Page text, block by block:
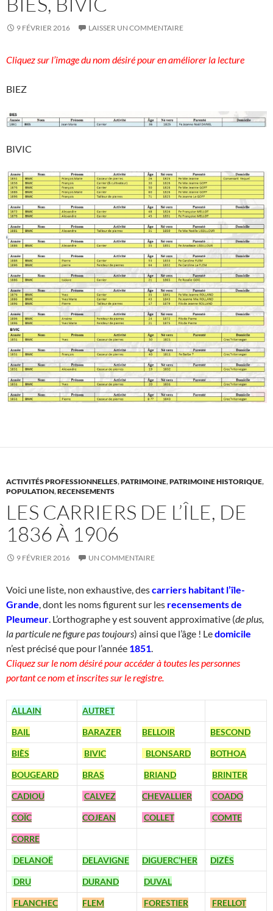
9 FÉVRIER 2016 LAISSER UN COMMENTAIRE
Cliquez sur l’image du nom désiré pour en améliorer la lecture
BIEZ
BIVIC
ACTIVITÉS PROFESSIONNELLES,PATRIMOINE,PATRIMOINE HISTORIQUE,
POPULATION,RECENSEMENTS
LES CARRIERS DE L’ÎLE, DE
1836 À 1906
9 FÉVRIER 2016 UN COMMENTAIRE
Voici une liste, non exhaustive, descarriers habitant l’île-
Grande, dont les noms figurent sur les recensements de
Pleumeur. L’orthographe y est souvent approximative (de plus,
la particule ne figure pas toujours) ainsi que l’âge ! Ledomicile
n’est précisé que pour l’année 1851.
Cliquez sur le nom désiré pour accéder à toutes les personnes
portant ce nom et inscrites sur le registre.
ALLAIN AUTRET
BAIL BARAZER BELLOIR BESCOND
BIÈS BIVIC BLONSARD BOTHOA
BOUGEARD BRAS BRIAND BRINTER
CADIOU CALVEZ CHEVALLIER COADO
COÏC COJEAN COLLET COMTE
CORRE
DELANOË DELAVIGNE DIGUERC’HER DIZÈS
DRU DURAND DUVAL
FLANCHEC FLEM FORESTIER FRELLOT